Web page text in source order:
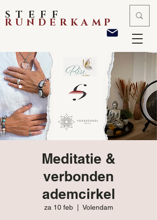
STEFF
RUNDERKAMP
Meditatie &
verbonden
ademcirkel
za 10 feb
  |
Volendam